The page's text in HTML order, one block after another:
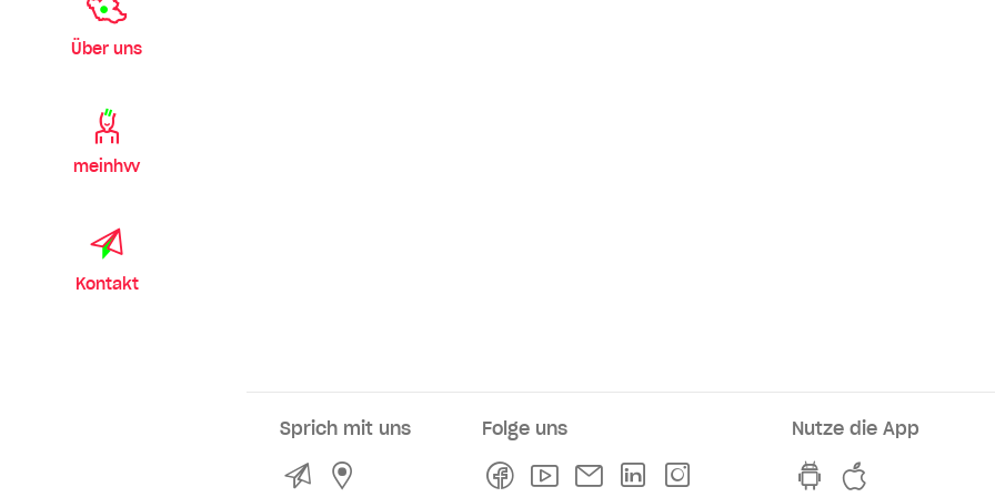
Über uns
meinhvv
Kontakt
Sprich mit uns
KontaktService- und Verkaufsstellen
Folge uns
FacebookYoutubeNewsletterLinkedln
Nutze die App
hvv switch App